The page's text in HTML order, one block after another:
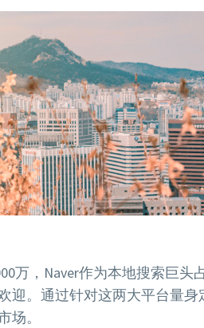
万，Naver作为本地搜索巨头
迎。通过针对这两大平台量身
场。